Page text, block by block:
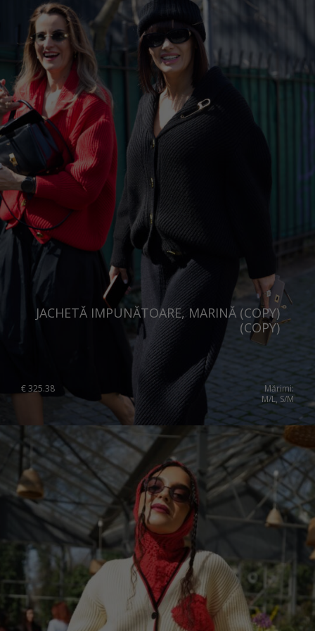
JACHETĂ IMPUNĂTOARE, MARINĂ (COPY)
(COPY)
€325.38
Mărimi:
M/L, S/M
Russia Federation
Slovakia
Slovenia
Spain
Sweden
Switzerland
Ukraine
United Kingdom